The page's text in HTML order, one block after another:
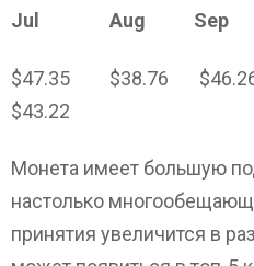
Jul Aug Sep
$47.35 $38.76
$43.22
Монета имеет большую
настолько
принятия увеличится в